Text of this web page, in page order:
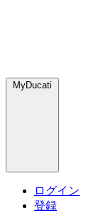
MyDucati
ログイン
登録